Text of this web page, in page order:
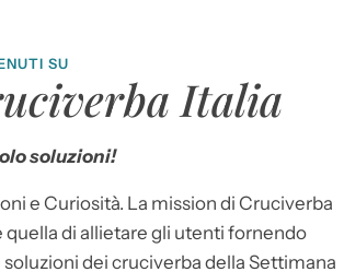
SU
Italia
soluzioni!
e Curiosità. La mission di Cruciverba
quella di allietare gli utenti fornendo
soluzioni dei cruciverba della Settimana